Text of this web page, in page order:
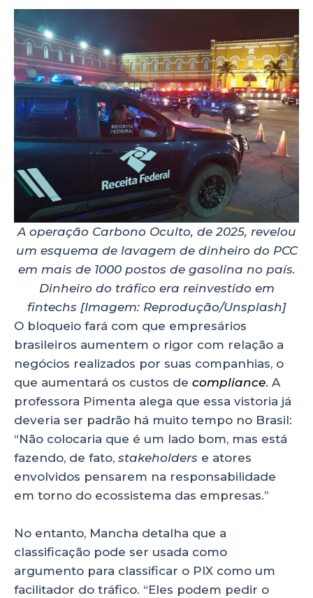
A operação Carbono Oculto, de 2025, revelou
um esquema de lavagem de dinheiro do PCC
em mais de 1000 postos de gasolina no país.
Dinheiro do tráfico era reinvestido em
fintechs [Imagem: Reprodução/Unsplash]
O bloqueio fará com que empresários
brasileiros aumentem o rigor com relação a
negócios realizados por suas companhias, o
que aumentará os custos de compliance. A
professora Pimenta alega que essa vistoria já
deveria ser padrão há muito tempo no Brasil:
“Não colocaria que é um lado bom, mas está
fazendo, de fato, stakeholders e atores
envolvidos pensarem na responsabilidade
em torno do ecossistema das empresas.”
No entanto, Mancha detalha que a
classificação pode ser usada como
argumento para classificar o PIX como um
facilitador do tráfico. “Eles podem pedir o